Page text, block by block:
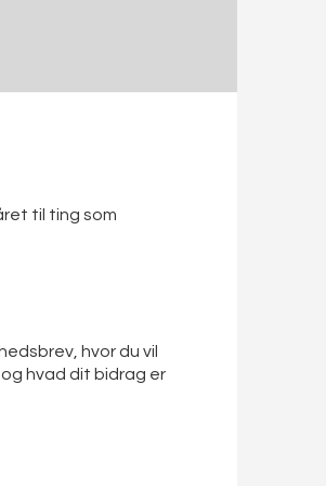
til ting som
hvor du vil
hvad dit bidrag er